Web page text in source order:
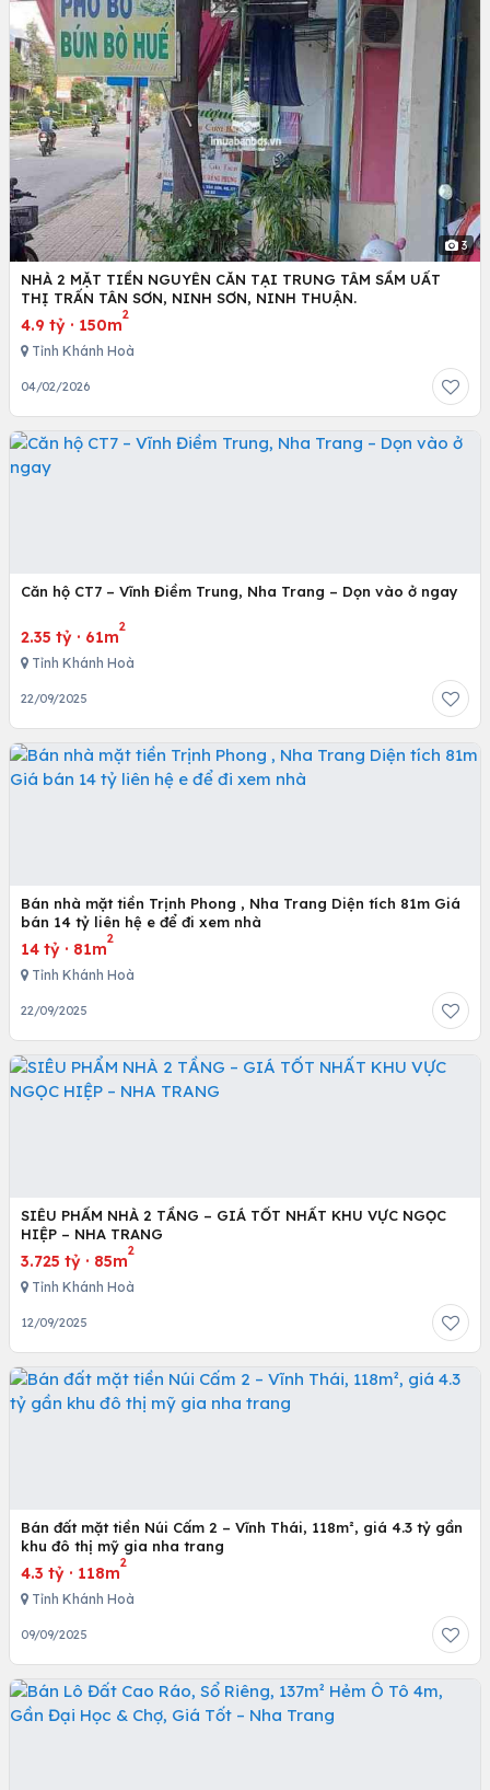
3
NHÀ 2 MẶT TIỀN NGUYÊN CĂN TẠI TRUNG TÂM SẦM UẤT
THỊ TRẤN TÂN SƠN, NINH SƠN, NINH THUẬN.
4.9 tỷ · 150m
2
Tỉnh Khánh Hoà
04/02/2026
Căn hộ CT7 – Vĩnh Điềm Trung, Nha Trang – Dọn vào ở ngay
2.35 tỷ · 61m
2
Tỉnh Khánh Hoà
22/09/2025
Bán nhà mặt tiền Trịnh Phong , Nha Trang Diện tích 81m Giá
bán 14 tỷ liên hệ e để đi xem nhà
14 tỷ · 81m
2
Tỉnh Khánh Hoà
22/09/2025
SIÊU PHẨM NHÀ 2 TẦNG – GIÁ TỐT NHẤT KHU VỰC NGỌC
HIỆP – NHA TRANG
3.725 tỷ · 85m
2
Tỉnh Khánh Hoà
12/09/2025
Bán đất mặt tiền Núi Cấm 2 – Vĩnh Thái, 118m², giá 4.3 tỷ gần
khu đô thị mỹ gia nha trang
4.3 tỷ · 118m
2
Tỉnh Khánh Hoà
09/09/2025